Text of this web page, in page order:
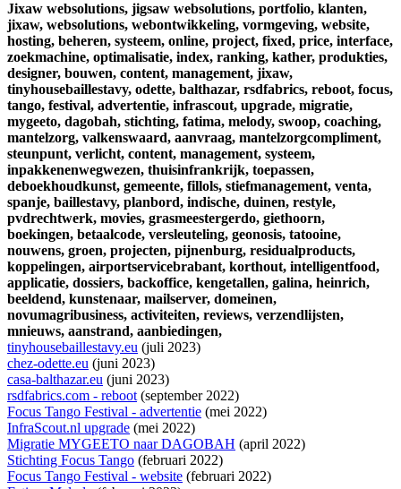
Jixaw websolutions, jigsaw websolutions, portfolio, klanten,
jixaw, websolutions, webontwikkeling, vormgeving, website,
hosting, beheren, systeem, online, project, fixed, price, interface,
zoekmachine, optimalisatie, index, ranking, kather, produkties,
designer, bouwen, content, management, jixaw,
tinyhousebaillestavy, odette, balthazar, rsdfabrics, reboot, focus,
tango, festival, advertentie, infrascout, upgrade, migratie,
mygeeto, dagobah, stichting, fatima, melody, swoop, coaching,
mantelzorg, valkenswaard, aanvraag, mantelzorgcompliment,
steunpunt, verlicht, content, management, systeem,
inpakkenenwegwezen, thuisinfrankrijk, toepassen,
deboekhoudkunst, gemeente, fillols, stiefmanagement, venta,
spanje, baillestavy, planbord, indische, duinen, restyle,
pvdrechtwerk, movies, grasmeestergerdo, giethoorn,
boekingen, betaalcode, versleuteling, geonosis, tatooine,
nouwens, groen, projecten, pijnenburg, residualproducts,
koppelingen, airportservicebrabant, korthout, intelligentfood,
applicatie, dossiers, backoffice, kengetallen, galina, heinrich,
beeldend, kunstenaar, mailserver, domeinen,
novumagribusiness, activiteiten, reviews, verzendlijsten,
mnieuws, aanstrand, aanbiedingen,
tinyhousebaillestavy.eu (juli 2023)
chez-odette.eu (juni 2023)
casa-balthazar.eu (juni 2023)
rsdfabrics.com - reboot(september 2022)
Focus Tango Festival - advertentie (mei 2022)
InfraScout.nl upgrade (mei 2022)
Migratie MYGEETO naar DAGOBAH (april 2022)
Stichting Focus Tango (februari 2022)
Focus Tango Festival - website (februari 2022)